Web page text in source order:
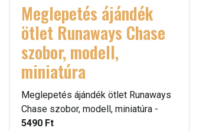
Meglepetés ájándék
ötlet Runaways Chase
szobor, modell,
miniatúra
Meglepetés ájándék ötlet Runaways
Chase szobor, modell, miniatúra -
5490 Ft